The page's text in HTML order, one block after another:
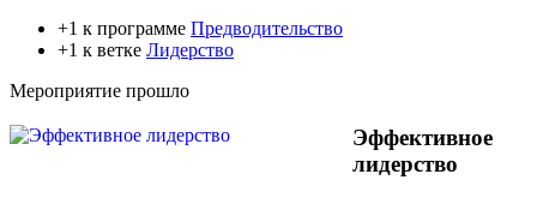
+1 к программе Предводительство
+1 к ветке Лидерство
Мероприятие прошло
Эффективное
лидерство